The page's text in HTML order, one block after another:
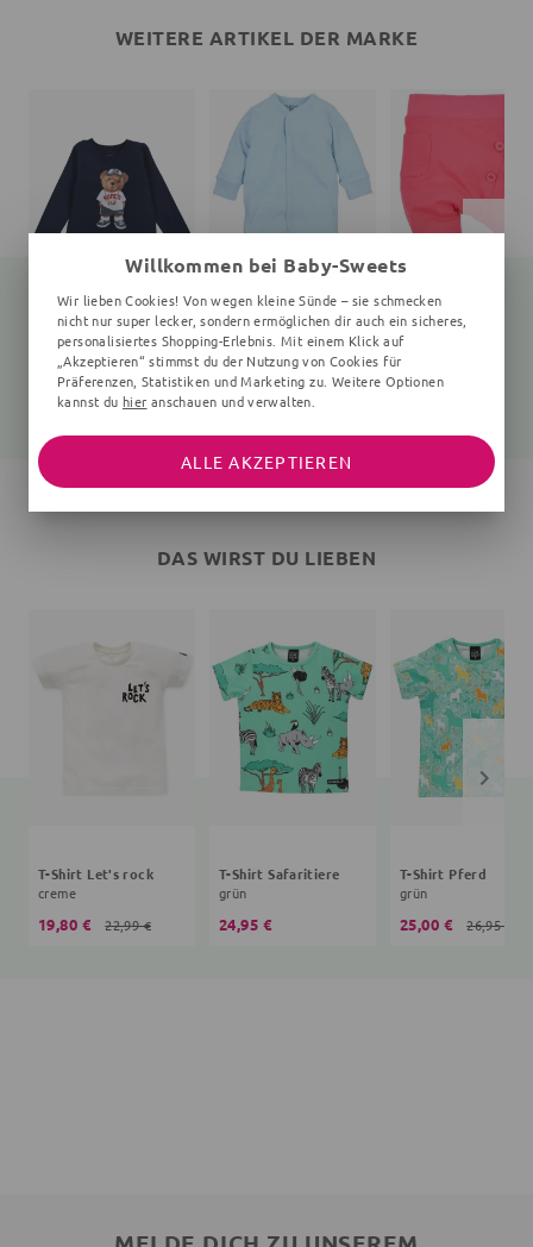
WEITERE ARTIKEL DER MARKE
navy
25,99 €
Strampler
hellblau
17,30 € 22,99 €
rot
DAS WIRST DU LIEBEN
T-Shirt Let's rock
creme
19,80 € 22,99 €
T-Shirt Safaritiere
grün
24,95 €
T-Shirt Pferd
grün
25,00 € 26,95 €
Willkommen bei Baby-Sweets
Wir lieben Cookies! Von wegen kleine Sünde – sie schmecken
nicht nur super lecker, sondern ermöglichen dir auch ein sicheres,
personalisiertes Shopping-Erlebnis. Mit einem Klick auf
„Akzeptieren“ stimmst du der Nutzung von Cookies für
Präferenzen, Statistiken und Marketing zu. Weitere Optionen
kannst du hier anschauen und verwalten.
ALLE AKZEPTIEREN